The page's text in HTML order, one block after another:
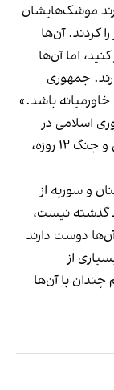
موشک‌هایشان
کردند. آن‌ها
اما آن‌ها
جمهوری
باشد.»
اسلامی در
منطقه پس از شکست‌های نظامی متحدانش و جنگ ۱۲ روزه،
و سوریه از
گذشته نیست،
دوست دارند
از
چندان با آن‌ها